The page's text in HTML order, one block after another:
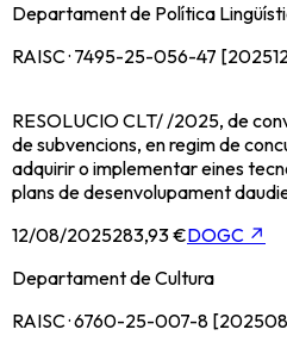
Departament de Política
RAISC · 7495-25-056-47
RESOLUCIO CLT/ /2025, de
de subvencions, en regim de
adquirir o implementar eines
plans de desenvolupament
12/08/2025283,93 €DOGC ↗
Departament de Cultura
RAISC · 6760-25-007-8